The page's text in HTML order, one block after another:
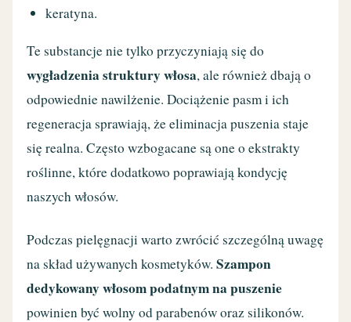
keratyna.
Te substancje nie tylko przyczyniają się do
wygładzenia struktury włosa, ale również dbają o
odpowiednie nawilżenie. Dociążenie pasm i ich
regeneracja sprawiają, że eliminacja puszenia staje
się realna. Często wzbogacane są one o ekstrakty
roślinne, które dodatkowo poprawiają kondycję
naszych włosów.
Podczas pielęgnacji warto zwrócić szczególną uwagę
na skład używanych kosmetyków.Szampon
dedykowany włosom podatnym na puszenie
powinien być wolny od parabenów oraz silikonów.